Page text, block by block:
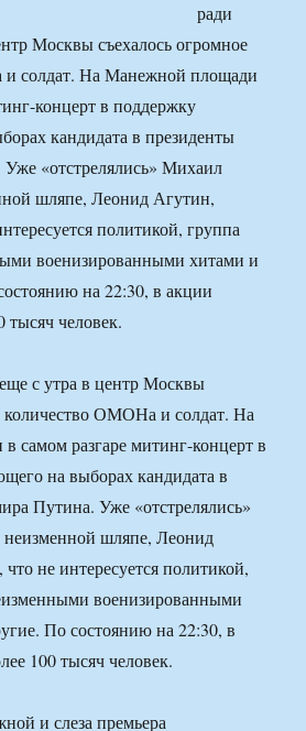
ради
Москвы съехалось огромное
солдат. На Манежной площади
концерт в поддержку
кандидата в президенты
«отстрелялись» Михаил
шляпе, Леонид Агутин,
политикой, группа
военизированными хитами и
на 22:30, в акции
тысяч человек.
с утра в центр Москвы
количество ОМОНа и солдат. На
самом разгаре митинг-концерт в
на выборах кандидата в
Путина. Уже «отстрелялись»
шляпе, Леонид
не интересуется политикой,
военизированными
По состоянию на 22:30, в
100 тысяч человек.